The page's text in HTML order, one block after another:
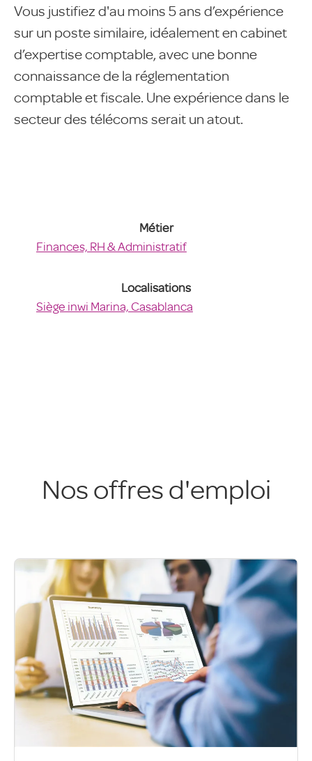
Vous justifiez d'au moins 5 ans d’expérience
sur un poste similaire, idéalement en cabinet
d’expertise comptable, avec une bonne
connaissance de la réglementation
comptable et fiscale. Une expérience dans le
secteur des télécoms serait un atout.
Métier
Finances, RH & Administratif
Localisations
Siège inwi Marina, Casablanca
Nos offres d'emploi